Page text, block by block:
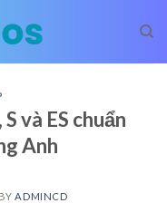
và ES chuẩn
Anh
BY ADMINCD